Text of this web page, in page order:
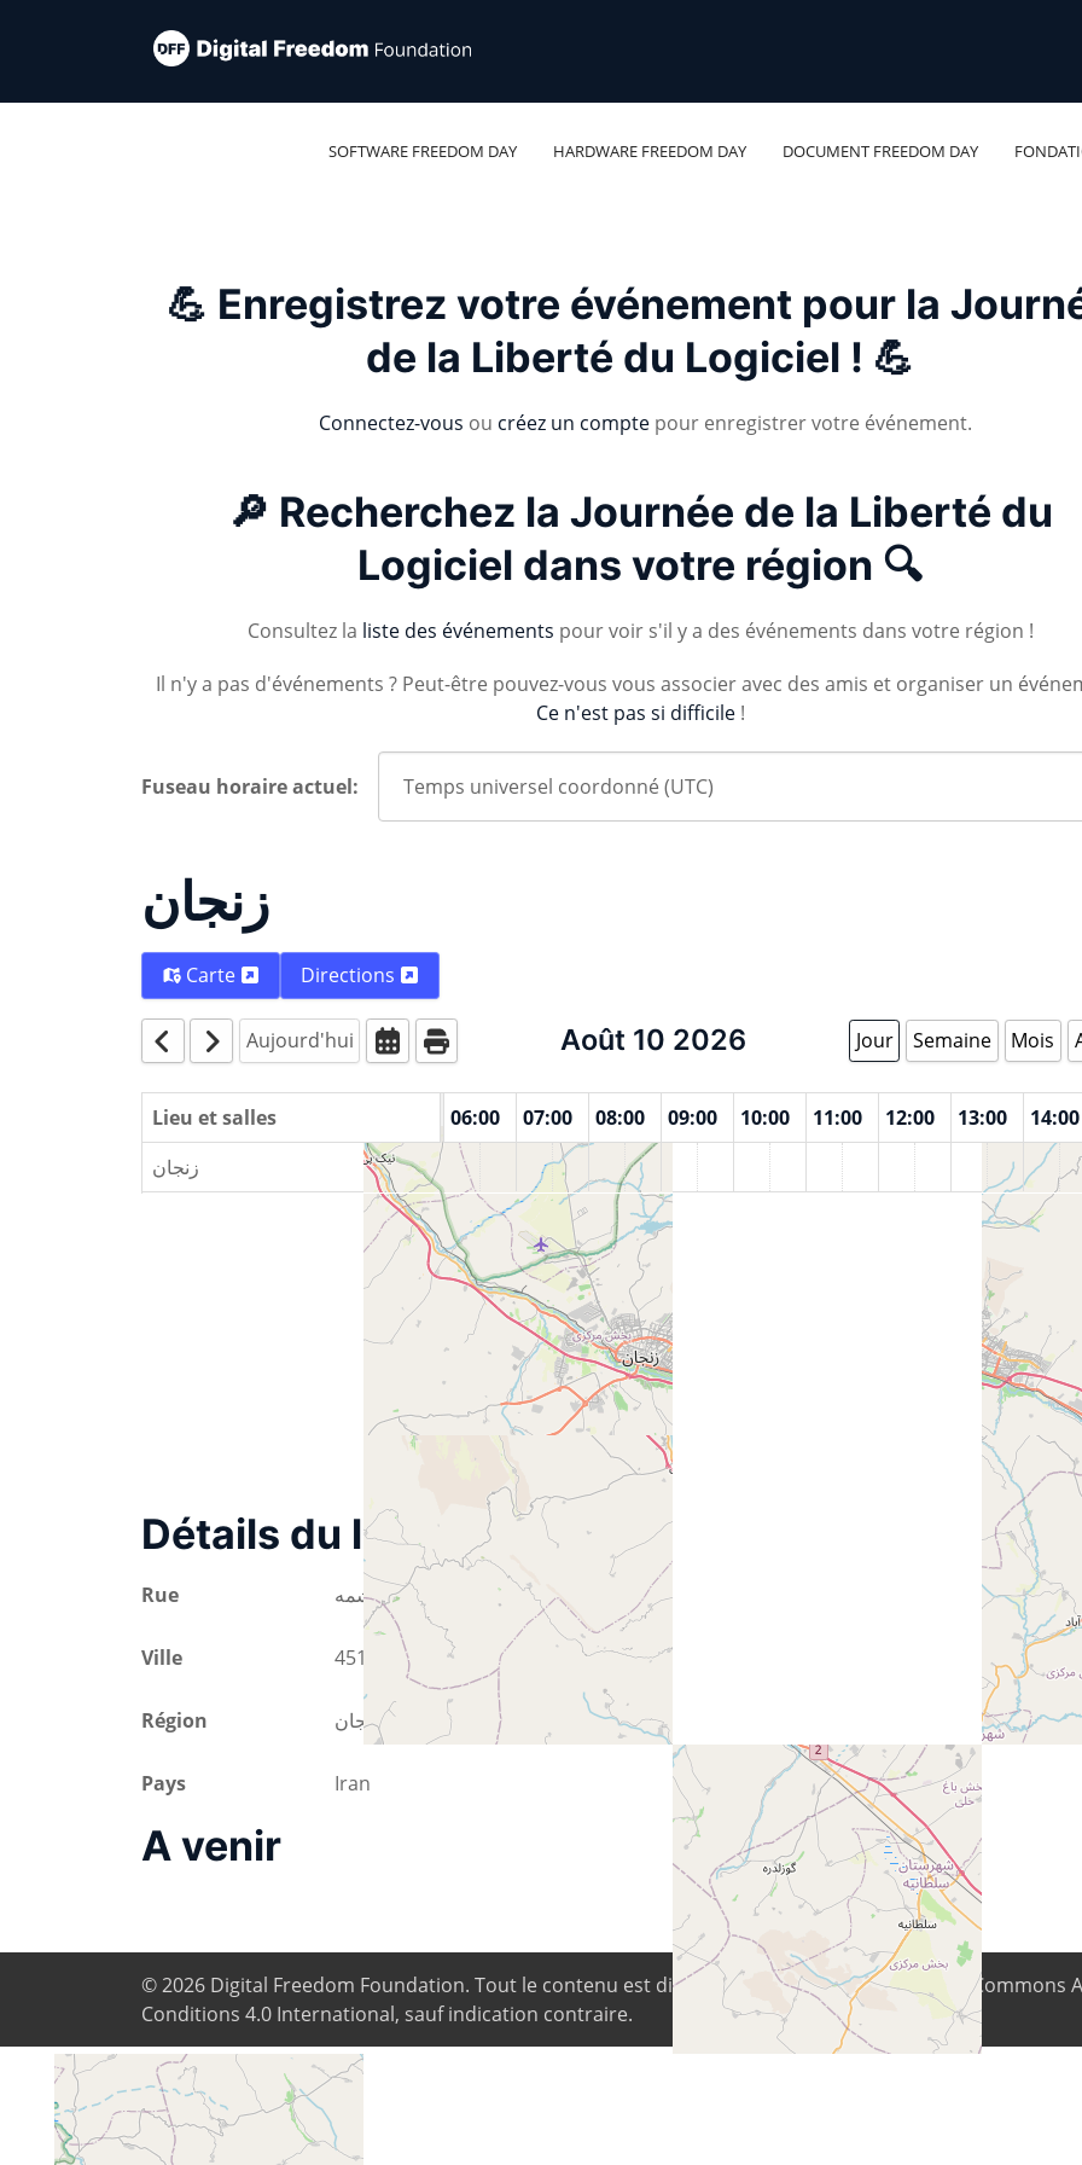
SOFTWARE FREEDOM DAY HARDWARE FREEDOM DAY DOCUMENT FREEDOM DAY
💪 Enregistrez votre événement pour la
de la Liberté du Logiciel ! 💪
Connectez-vous ou créez un comptepour enregistrer votre événement.
🔎 Recherchez la Journée de la Liberté du
Logiciel dans votre région 🔍
Consultez la liste des événements pour voir s'il y a des événements dans votre région !
Il n'y a pas d'événements ? Peut-être pouvez-vous vous associer avec des amis et organiser un
Ce n'est pas si difficile!
Fuseau horaire actuel:
زنجان
Carte Directions
Aujourd'hui Août 10 2026 Jour Semaine Mois
Lieu et salles
02:00 03:00 06:00 07:00 08:00 09:00 10:00 11:00 12:00 13:00 14:00
زنجان
+
Détails du lieu
Rue سرچشمه
Ville 45186-58153 زنجان
Région استان زنجان
Pays Iran
A venir
© 2026 Digital Freedom Foundation. Tout le contenu est disponible sous la licence Creative Commons
Conditions 4.0 International, sauf indication contraire.